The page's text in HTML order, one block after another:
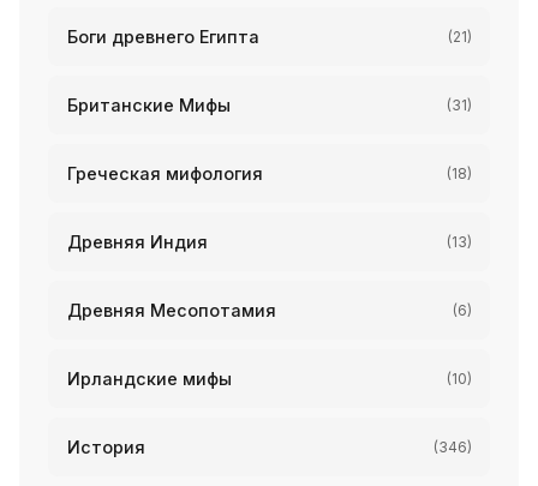
Боги древнего Египта (21)
Британские Мифы (31)
Греческая мифология (18)
Древняя Индия (13)
Древняя Месопотамия (6)
Ирландские мифы (10)
История (346)